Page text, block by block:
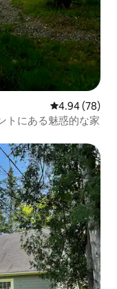
レビュー78
4.94 (78)
トにある魅惑的な家